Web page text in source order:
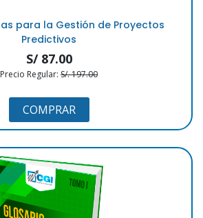
para la Gestión de Proyectos
Predictivos
S/ 87.00
Precio Regular: S/. 197.00
COMPRAR